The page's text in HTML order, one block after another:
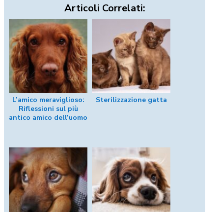
Articoli Correlati:
L’amico meraviglioso:
Riflessioni sul più
antico amico dell’uomo
Sterilizzazione gatta